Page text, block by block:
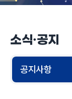
소식·공지